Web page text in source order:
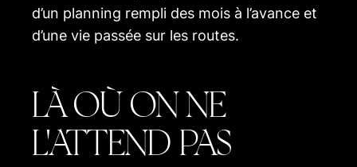
d’un planning rempli des mois à l’avance et
d’une vie passée sur les routes.
LÀ OÙ ON NE
L'ATTEND PAS